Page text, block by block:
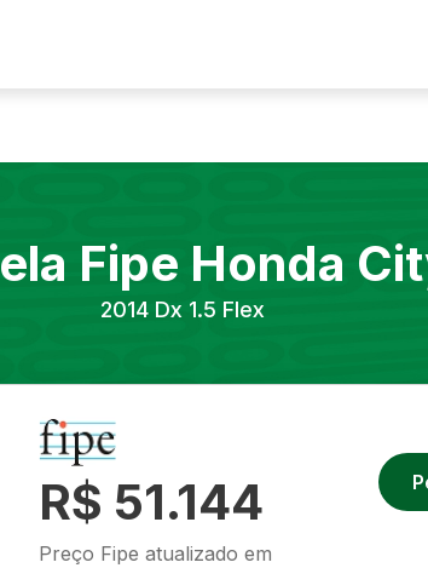
Fipe Honda
2014 Dx 1.5 Flex
R$ 51.144
Preço Fipe atualizado em